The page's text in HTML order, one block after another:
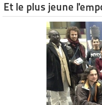
Et le plus jeune